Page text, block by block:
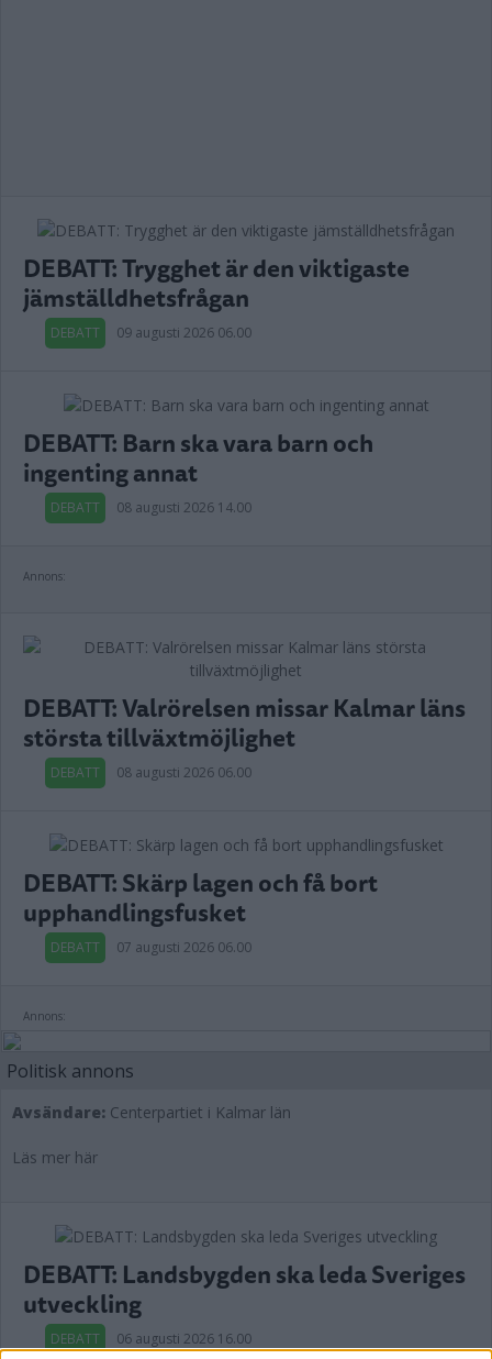
DEBATT: Trygghet är den viktigaste
jämställdhetsfrågan
DEBATT 09 augusti 2026 06.00
DEBATT: Barn ska vara barn och
ingenting annat
DEBATT 08 augusti 2026 14.00
Annons:
DEBATT: Valrörelsen missar Kalmar läns
största tillväxtmöjlighet
DEBATT 08 augusti 2026 06.00
DEBATT: Skärp lagen och få bort
upphandlingsfusket
DEBATT 07 augusti 2026 06.00
Annons:
Politisk annons
Avsändare: Centerpartiet i Kalmar län
Läs mer här
DEBATT: Landsbygden ska leda Sveriges
utveckling
DEBATT 06 augusti 2026 16.00